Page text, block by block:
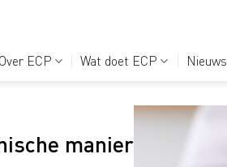
Over ECP Wat doet ECP Nieuws
manier